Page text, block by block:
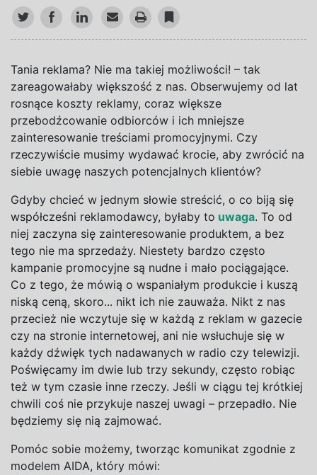
Tania reklama? Nie ma takiej możliwości! – tak
zareagowałaby większość z nas. Obserwujemy od lat
rosnące koszty reklamy, coraz większe
przebodźcowanie odbiorców i ich mniejsze
zainteresowanie treściami promocyjnymi. Czy
rzeczywiście musimy wydawać krocie, aby zwrócić na
siebie uwagę naszych potencjalnych klientów?
Gdyby chcieć w jednym słowie streścić, o co biją się
współcześni reklamodawcy, byłaby to uwaga. To od
niej zaczyna się zainteresowanie produktem, a bez
tego nie ma sprzedaży. Niestety bardzo często
kampanie promocyjne są nudne i mało pociągające.
Co z tego, że mówią o wspaniałym produkcie i kuszą
niską ceną, skoro... nikt ich nie zauważa. Nikt z nas
przecież nie wczytuje się w każdą z reklam w gazecie
czy na stronie internetowej, ani nie wsłuchuje się w
każdy dźwięk tych nadawanych w radio czy telewizji.
Poświęcamy im dwie lub trzy sekundy, często robiąc
też w tym czasie inne rzeczy. Jeśli w ciągu tej krótkiej
chwili coś nie przykuje naszej uwagi – przepadło. Nie
będziemy się nią zajmować.
Pomóc sobie możemy, tworząc komunikat zgodnie z
modelem AIDA, który mówi: